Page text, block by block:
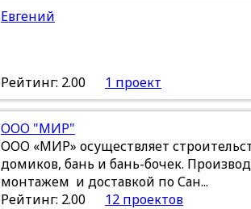
Евгений
Рейтинг: 2.00 1 проект
ООО "МИР"
ООО «МИР» осуществляет
домиков, бань и бань-бочек.
монтажем и доставкой по Сан...
Рейтинг: 2.00
12 проектов